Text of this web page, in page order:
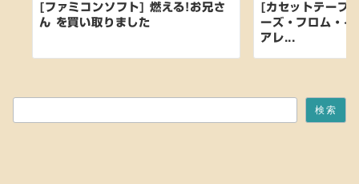
[ファミコンソフト] 燃える!お兄さ
ん を買い取りました
[カセットテープ:
ーズ・フロム・
アレ...
検索